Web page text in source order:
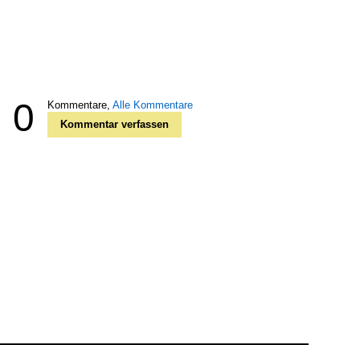
0 Kommentare, Alle Kommentare
Kommentar verfassen